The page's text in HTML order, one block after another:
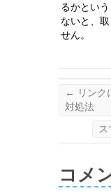
るかとい
ないと、
せん。
←
リンク
対処法
コメ